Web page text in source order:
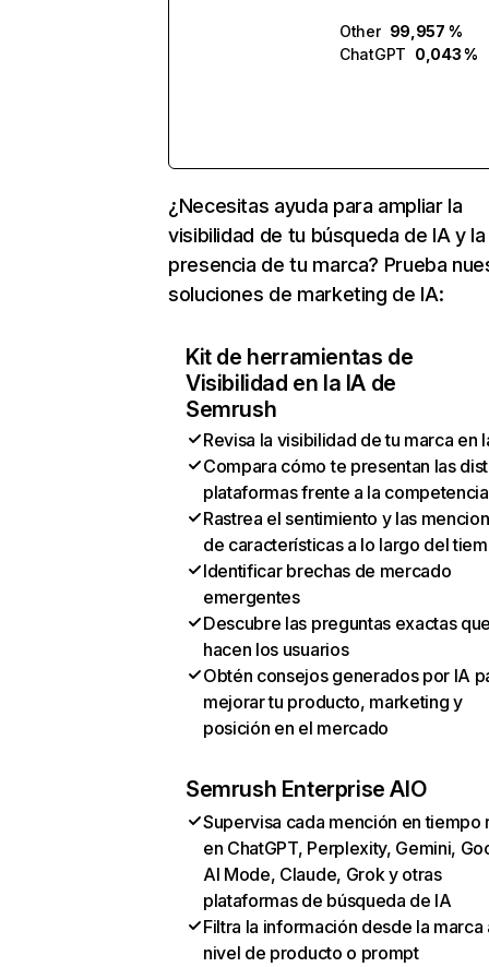
Other 99,957 %
ChatGPT 0,043 %
¿Necesitas ayuda para ampliar la
visibilidad de tu búsqueda de IA y la
presencia de tu marca? Prueba
soluciones de marketing de IA:
Kit de herramientas de
Visibilidad en la IA de
Semrush
Revisa la visibilidad de tu marca en
Compara cómo te presentan las
plataformas frente a la competencia
Rastrea el sentimiento y las
de características a lo largo del
Identificar brechas de mercado
emergentes
Descubre las preguntas exactas
hacen los usuarios
Obtén consejos generados por IA
mejorar tu producto, marketing y
posición en el mercado
Semrush Enterprise AIO
Supervisa cada mención en tiempo
en ChatGPT, Perplexity, Gemini,
AI Mode, Claude, Grok y otras
plataformas de búsqueda de IA
Filtra la información desde la marca
nivel de producto o prompt